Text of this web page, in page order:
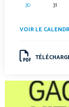
30 31
VOIR LE